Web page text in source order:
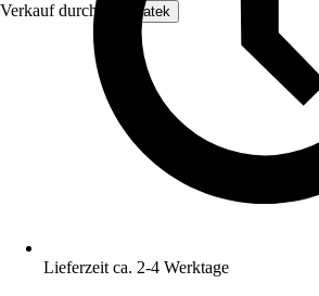
Verkauf durch: Enovatek
Lieferzeit ca. 2-4 Werktage